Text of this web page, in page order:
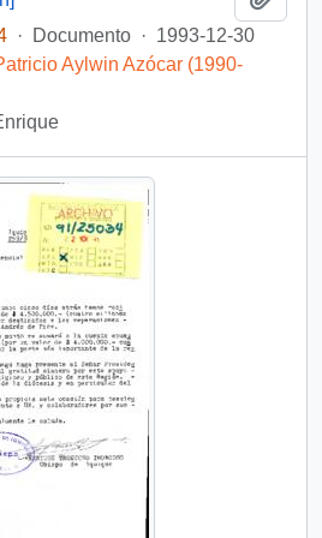
· Documento · 1993-12-30
Aylwin Azócar (1990-